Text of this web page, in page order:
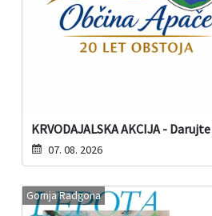
KRVODAJALSKA AKCIJA -
07. 08. 2026
Gornja Radgona